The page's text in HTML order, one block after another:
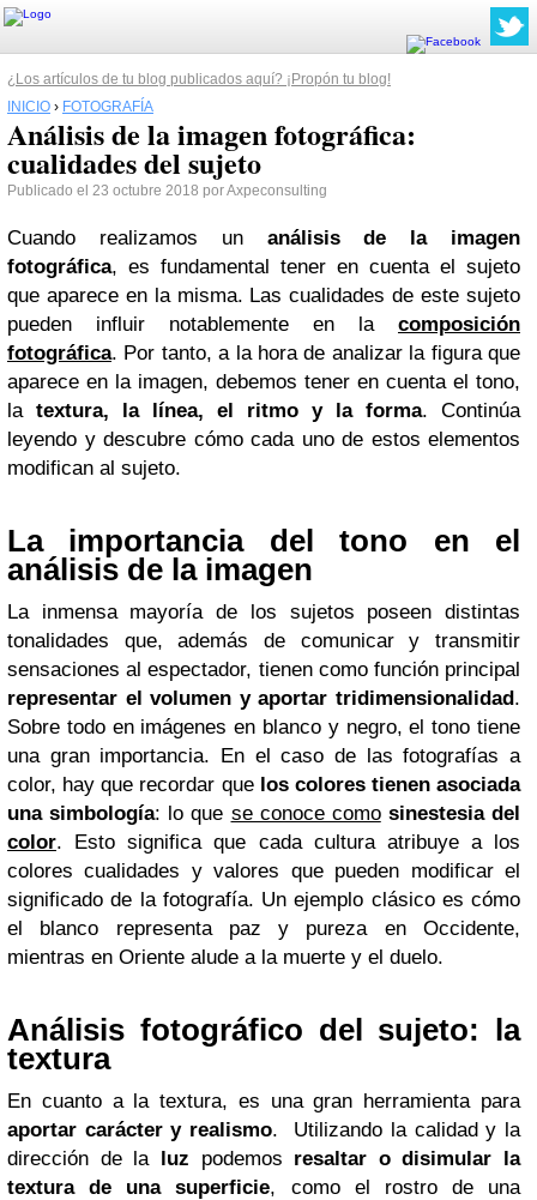
¿Los artículos de tu blog publicados aquí? ¡Propón tu blog!
INICIO › FOTOGRAFÍA
Análisis de la imagen fotográfica:
cualidades del sujeto
Publicado el 23 octubre 2018 por Axpeconsulting
Cuando realizamos un análisis de la imagen
fotográfica, es fundamental tener en cuenta el sujeto
que aparece en la misma. Las cualidades de este sujeto
pueden influir notablemente en la composición
fotográfica. Por tanto, a la hora de analizar la figura que
aparece en la imagen, debemos tener en cuenta el tono,
la textura, la línea, el ritmo y la forma. Continúa
leyendo y descubre cómo cada uno de estos elementos
modifican al sujeto.
La importancia del tono en el
análisis de la imagen
La inmensa mayoría de los sujetos poseen distintas
tonalidades que, además de comunicar y transmitir
sensaciones al espectador, tienen como función principal
representar el volumen y aportar tridimensionalidad.
Sobre todo en imágenes en blanco y negro, el tono tiene
una gran importancia. En el caso de las fotografías a
color, hay que recordar que los colores tienen asociada
una simbología: lo que se conoce como sinestesia del
color. Esto significa que cada cultura atribuye a los
colores cualidades y valores que pueden modificar el
significado de la fotografía. Un ejemplo clásico es cómo
el blanco representa paz y pureza en Occidente,
mientras en Oriente alude a la muerte y el duelo.
Análisis fotográfico del sujeto: la
textura
En cuanto a la textura, es una gran herramienta para
aportar carácter y realismo. Utilizando la calidad y la
dirección de la luz podemos resaltar o disimular la
textura de una superficie, como el rostro de una